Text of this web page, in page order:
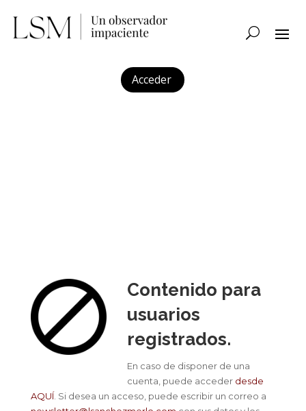
Acceder
Contenido para
usuarios
registrados.
En caso de disponer de una
cuenta, puede acceder desde
AQUÍ. Si desea un acceso, puede escribir un correo a